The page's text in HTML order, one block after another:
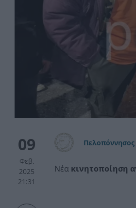
09
Φεβ.
2025
21:31
Νέα κινητοποίηση